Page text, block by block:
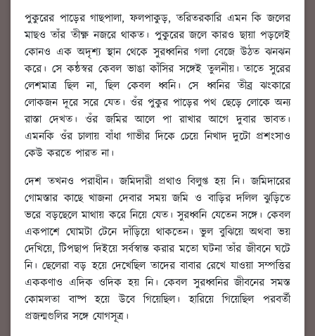
পুকুরের পাড়ের গাছপালা, ফলপাকুড়, তরিতরকারি এমন কি জলের
মাছও তাঁর তীক্ষ্ণ নজরে থাকত। পুকুরের জলে কারও ছায়া পড়লেই
কোনও এক অদৃশ্য স্থান থেকে সুরধ্বনির গলা বেজে উঠত ঝনঝন
করে। সে কন্ঠস্বর কেবল ভাঙা কাঁসির সঙ্গেই তুলনীয়। তাতে সুরের
লেশমাত্র ছিল না, ছিল কেবল ধ্বনি। সে ধ্বনির তীব্র ঝংকারে
লোকজন দূরে সরে যেত। ওঁর পুকুর পাড়ের পথ ছেড়ে লোকে অন্য
রাস্তা দেখত। ওঁর জমির আলে পা রাখার আগে দুবার ভাবত।
এমনকি ওঁর চালায় বাঁধা গাভীর দিকে চেয়ে নিখাদ দুটো প্রশংসাও
কেউ করতে পারত না।
দেশ তখনও পরাধীন। জমিদারী প্রথাও বিলুপ্ত হয় নি। জমিদারের
গোমস্তার কাছে খাজনা দেবার সময় জমি ও বাড়ির দলিল ঝুড়িতে
ভরে বড়ছেলে মাথায় করে নিয়ে যেত। সুরধ্বনি যেতেন সঙ্গে। কেবল
একপাশে ঘোমটা টেনে দাঁড়িয়ে থাকতেন। ভুল বুঝিয়ে অথবা ভয়
দেখিয়ে, টিপছাপ দিইয়ে সর্বস্বান্ত করার মতো ঘটনা তাঁর জীবনে ঘটে
নি। ছেলেরা বড় হয়ে দেখেছিল তাদের বাবার রেখে যাওয়া সম্পত্তির
এককণাও এদিক ওদিক হয় নি। কেবল সুরধ্বনির জীবনের সমস্ত
কোমলতা বাষ্প হয়ে উবে গিয়েছিল। হারিয়ে গিয়েছিল পরবর্তী
প্রজন্মগুলির সঙ্গে যোগসূত্র।